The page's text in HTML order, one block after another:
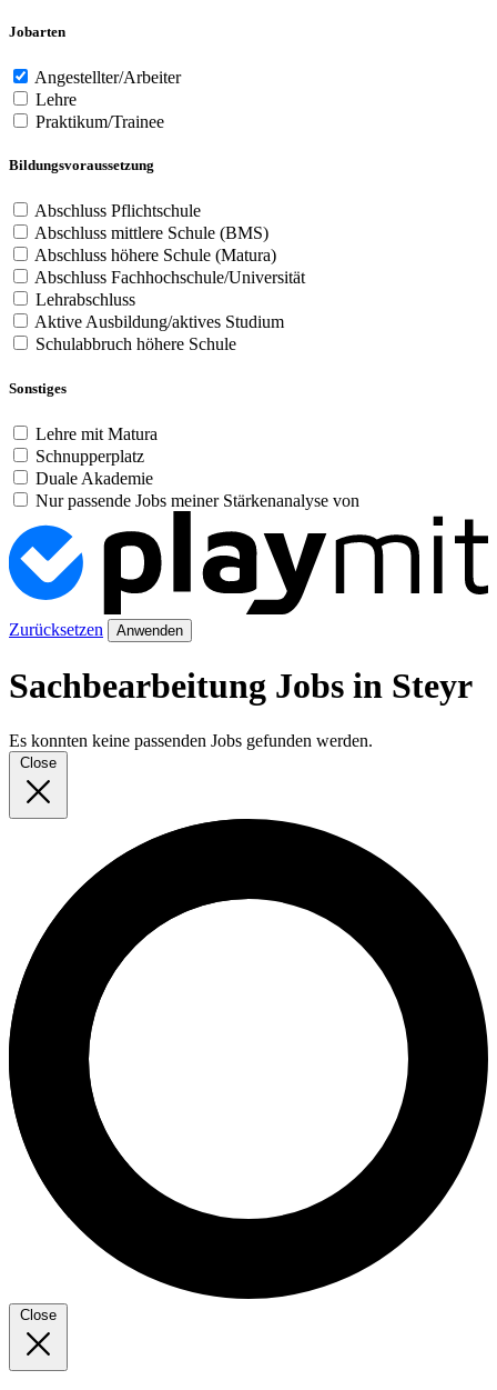
Jobarten
Angestellter/Arbeiter
Lehre
Praktikum/Trainee
Bildungsvoraussetzung
Abschluss Pflichtschule
Abschluss mittlere Schule (BMS)
Abschluss höhere Schule (Matura)
Abschluss Fachhochschule/Universität
Lehrabschluss
Aktive Ausbildung/aktives Studium
Schulabbruch höhere Schule
Sonstiges
Lehre mit Matura
Schnupperplatz
Duale Akademie
Nur passende Jobs meiner Stärkenanalyse von
Zurücksetzen Anwenden
Sachbearbeitung Jobs in Steyr
Es konnten keine passenden Jobs gefunden werden.
Close
Close